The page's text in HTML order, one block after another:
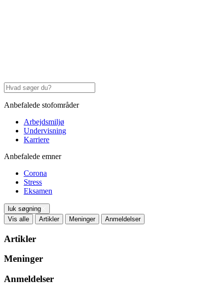
Anbefalede stofområder
Arbejdsmiljø
Undervisning
Karriere
Anbefalede emner
Corona
Stress
Eksamen
luk søgning
Vis alle
Artikler Meninger Anmeldelser
Artikler
Meninger
Anmeldelser